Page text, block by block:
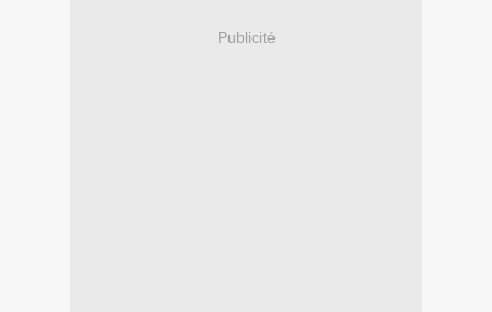
Publicité